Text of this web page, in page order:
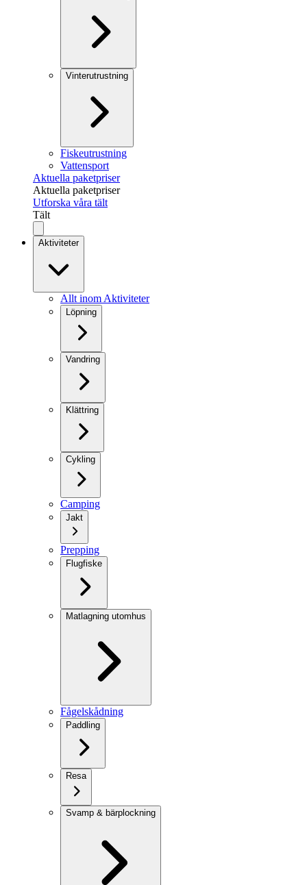
Vinterutrustning
Fiskeutrustning
Vattensport
Aktuella paketpriser
Aktuella paketpriser
Utforska våra tält
Tält
Aktiviteter
Allt inom Aktiviteter
Löpning
Vandring
Klättring
Cykling
Camping
Jakt
Prepping
Flugfiske
Matlagning utomhus
Fågelskådning
Paddling
Resa
Svamp & bärplockning